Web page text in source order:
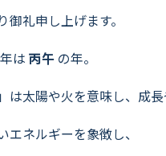
御礼申し上げます。
は 丙午 の年。
は太陽や火を意味し、成長
エネルギーを象徴し、